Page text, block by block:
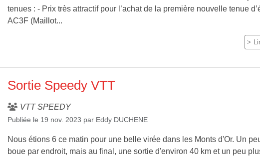
tenues : - Prix très attractif pour l’achat de la première nouvelle tenue
AC3F (Maillot...
Sortie Speedy VTT
VTT SPEEDY
Publiée le 19 nov. 2023 par Eddy DUCHENE
Nous étions 6 ce matin pour une belle virée dans les Monts d'Or. Un
boue par endroit, mais au final, une sortie d'environ 40 km et un peu